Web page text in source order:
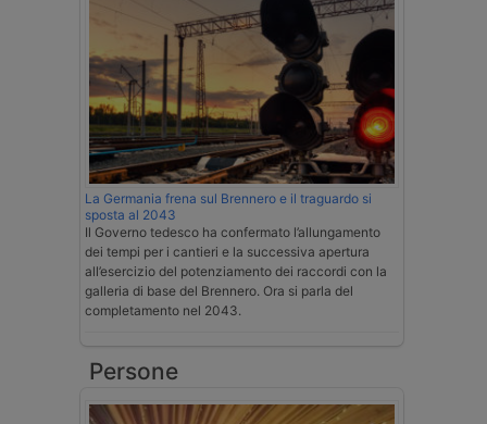
La Germania frena sul Brennero e il traguardo si
sposta al 2043
Il Governo tedesco ha confermato l’allungamento
dei tempi per i cantieri e la successiva apertura
all’esercizio del potenziamento dei raccordi con la
galleria di base del Brennero. Ora si parla del
completamento nel 2043.
Persone